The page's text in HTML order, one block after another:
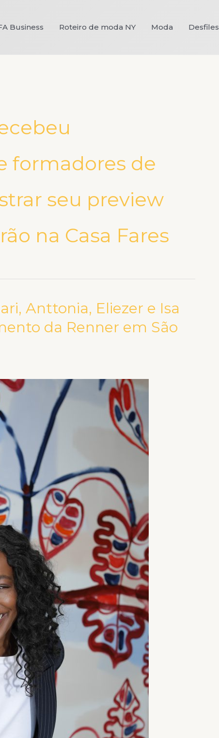
Business Roteiro de moda NY Moda Desfiles
formadores de
seu preview
na Casa Fares
Anttonia, Eliezer e Isa
da Renner em São